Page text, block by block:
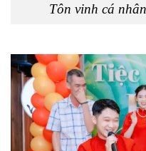
Tôn vinh cá